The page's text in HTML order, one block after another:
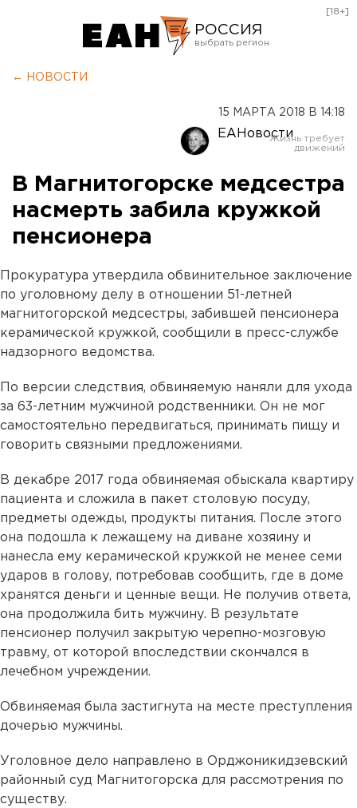
РОССИЯ
Оренбург
[18+]
← НОВОСТИ
15 МАРТА 2018 В 14:18
ЕАНовости
В Магнитогорске медсестра
насмерть забила кружкой
пенсионера
Прокуратура утвердила обвинительное заключение
по уголовному делу в отношении 51-летней
магнитогорской медсестры, забившей пенсионера
керамической кружкой, сообщили в пресс-службе
надзорного ведомства.
По версии следствия, обвиняемую наняли для ухода
за 63-летним мужчиной родственники. Он не мог
самостоятельно передвигаться, принимать пищу и
говорить связными предложениями.
В декабре 2017 года обвиняемая обыскала квартиру
пациента и сложила в пакет столовую посуду,
предметы одежды, продукты питания. После этого
она подошла к лежащему на диване хозяину и
нанесла ему керамической кружкой не менее семи
ударов в голову, потребовав сообщить, где в доме
хранятся деньги и ценные вещи. Не получив ответа,
она продолжила бить мужчину. В результате
пенсионер получил закрытую черепно-мозговую
травму, от которой впоследствии скончался в
лечебном учреждении.
Обвиняемая была застигнута на месте преступления
дочерью мужчины.
Уголовное дело направлено в Орджоникидзевский
районный суд Магнитогорска для рассмотрения по
существу.